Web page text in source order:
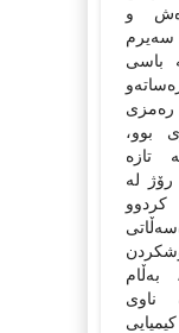
و
سەیرم
باسی
رەمزی
بوو،
تازە
هەڵەبجە چووبوو پاش 47 رۆژ لە
كردوو
بەڵام
ناوی